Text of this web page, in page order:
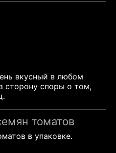
вкусный в любом
сторону споры о том,
томатов
в упаковке.